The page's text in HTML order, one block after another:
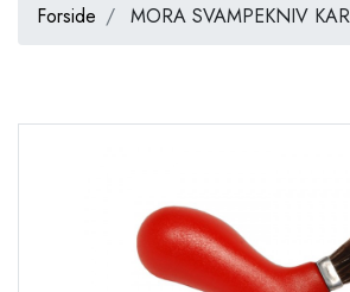
Forside MORA SVAMPEKNIV